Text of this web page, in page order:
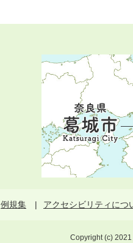
例規集 アクセシビリティにつ
Copyright (c) 2021